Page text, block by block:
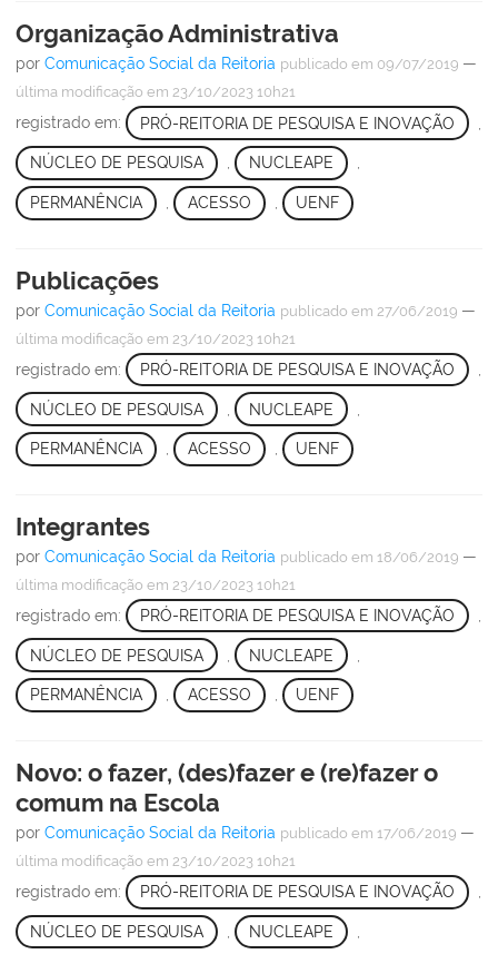
Organização Administrativa
por Comunicação Social da Reitoria publicado em 09/07/2019 —
última modificação em 23/10/2023 10h21
registrado em: PRÓ-REITORIA DE PESQUISA E INOVAÇÃO
NÚCLEO DE PESQUISA , NUCLEAPE ,
PERMANÊNCIA ACESSO UENF
Publicações
por Comunicação Social da Reitoria publicado em 27/06/2019 —
última modificação em 23/10/2023 10h21
registrado em: PRÓ-REITORIA DE PESQUISA E INOVAÇÃO
NÚCLEO DE PESQUISA NUCLEAPE
PERMANÊNCIA , ACESSO , UENF
Integrantes
por Comunicação Social da Reitoria publicado em 18/06/2019 —
última modificação em 23/10/2023 10h21
registrado em: PRÓ-REITORIA DE PESQUISA E INOVAÇÃO
NÚCLEO DE PESQUISA NUCLEAPE
PERMANÊNCIA , ACESSO , UENF
Novo: o fazer, (des)fazer e (re)fazer o
comum na Escola
por Comunicação Social da Reitoria publicado em 17/06/2019 —
última modificação em 23/10/2023 10h21
registrado em: PRÓ-REITORIA DE PESQUISA E INOVAÇÃO
NÚCLEO DE PESQUISA NUCLEAPE